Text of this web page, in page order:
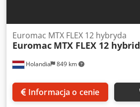
Holandia 849 km
Euromac MTX FLEX 12 hybryda
Euromac MTX FLEX 12 hybrid
Informacja o cenie